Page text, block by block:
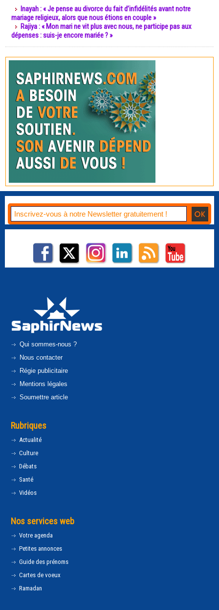
Inayah : « Je pense au divorce du fait d’infidélités avant notre
mariage religieux, alors que nous étions en couple »
Rajiya : « Mon mari ne vit plus avec nous, ne participe pas aux
dépenses : suis-je encore mariée ? »
Qui sommes-nous ?
Nous contacter
Régie publicitaire
Mentions légales
Soumettre article
Rubriques
Actualité
Culture
Débats
Santé
Vidéos
Nos services web
Votre agenda
Petites annonces
Guide des prénoms
Cartes de voeux
Ramadan